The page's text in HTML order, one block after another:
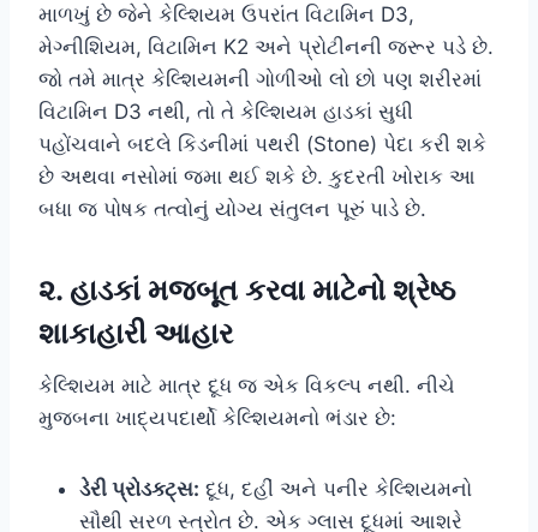
માળખું છે જેને કેલ્શિયમ ઉપરાંત વિટામિન D3,
મેગ્નીશિયમ, વિટામિન K2 અને પ્રોટીનની જરૂર પડે છે.
જો તમે માત્ર કેલ્શિયમની ગોળીઓ લો છો પણ શરીરમાં
વિટામિન D3 નથી, તો તે કેલ્શિયમ હાડકાં સુધી
પહોંચવાને બદલે કિડનીમાં પથરી (Stone) પેદા કરી શકે
છે અથવા નસોમાં જમા થઈ શકે છે. કુદરતી ખોરાક આ
બધા જ પોષક તત્વોનું યોગ્ય સંતુલન પૂરું પાડે છે.
૨. હાડકાં મજબૂત કરવા માટેનો શ્રેષ્ઠ
શાકાહારી આહાર
કેલ્શિયમ માટે માત્ર દૂધ જ એક વિકલ્પ નથી. નીચે
મુજબના ખાદ્યપદાર્થો કેલ્શિયમનો ભંડાર છે:
ડેરી પ્રોડક્ટ્સ: દૂધ, દહીં અને પનીર કેલ્શિયમનો
સૌથી સરળ સ્ત્રોત છે. એક ગ્લાસ દૂધમાં આશરે